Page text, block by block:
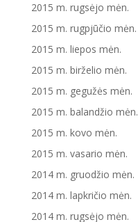
2015 m. rugsėjo mėn.
2015 m. rugpjūčio mėn.
2015 m. liepos mėn.
2015 m. birželio mėn.
2015 m. gegužės mėn.
2015 m. balandžio mėn.
2015 m. kovo mėn.
2015 m. vasario mėn.
2014 m. gruodžio mėn.
2014 m. lapkričio mėn.
2014 m. rugsėjo mėn.